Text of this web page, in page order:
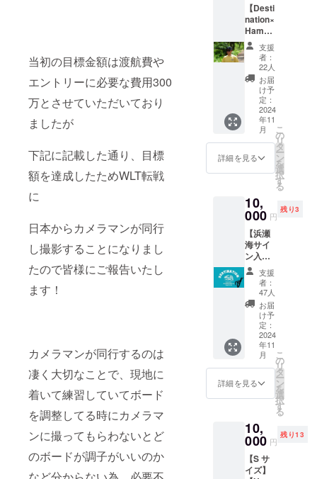
当初の目標金額は渡航費や
エントリーに必要な費用300
万とさせていただいており
ましたが
下記に記載した通り、目標
額を達成したためWLT転戦
に
日本からカメラマンが同行
し撮影することになりまし
たので皆様にご報告いたし
ます！
カメラマンが同行するのは
凄く大切なことで、現地に
着いて練習していてボード
を調整してる時にカメラマ
ンに撮ってもらわないとど
のボードが調子がいいのか
【Desti
nation×
Hamak
aifin
Cap】
Destina
tionと
Hamak
aifinが
コラボ
した帽
子を提
供しま
す。 ・
サイズ
展開：
60cm)
・カ
ラー展
開：黒
支援
者：
22人
お届
け予
定：
2024
年11
月
詳細を見る
こ
の
リ
タ
ー
ン
を
選
択
す
る
10,
000 円
残り3
【浜瀬
海サイ
ン入り
Destina
tion バ
スタオ
ル】 浜
瀬海の
サイン
入りバ
スタオ
ルを提
供しま
す。
支援
者：
47人
お届
け予
定：
2024
年11
月
詳細を見る
こ
の
リ
タ
ー
ン
を
選
択
す
る
10,
000 円
残り13
【S サ
イズ】